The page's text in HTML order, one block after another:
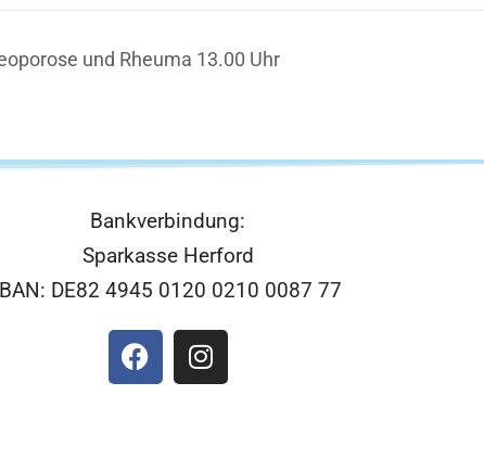
und Rheuma 13.00 Uhr
Bankverbindung:
Sparkasse Herford
DE82 4945 0120 0210 0087 77